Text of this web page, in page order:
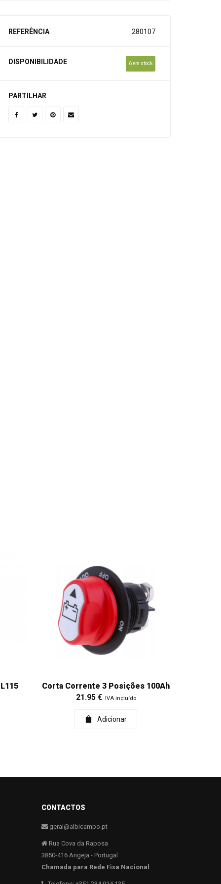
REFERÊNCIA 280107
DISPONIBILIDADE 6 em stock
PARTILHAR
Corta Corrente 3 Posições 100Ah
21.95 € IVA incluído
Adicionar
CONTACTOS
geral@albicampo.pt
Rua Cova da Raposa
3850-416 Angeja - Portugal
Chamada para Rede Fixa Nacional